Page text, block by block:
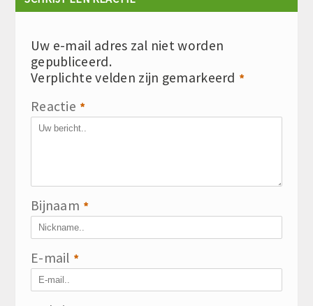
Uw e-mail adres zal niet worden
gepubliceerd.
Verplichte velden zijn gemarkeerd *
Reactie *
Bijnaam *
E-mail *